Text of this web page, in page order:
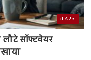
वायरल
लौटे सॉफ्टवेयर